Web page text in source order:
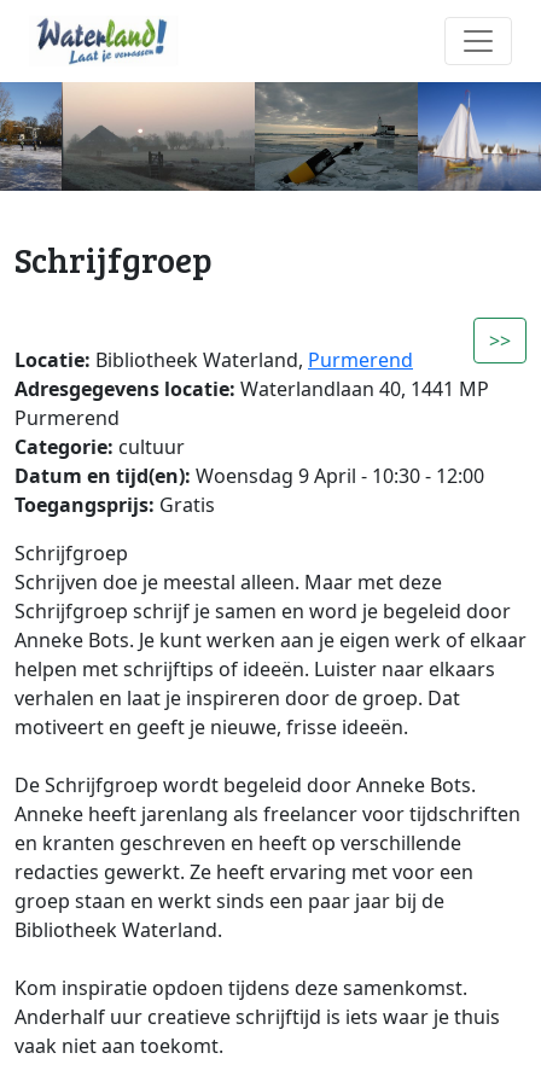
Schrijfgroep
>>
Locatie: Bibliotheek Waterland, Purmerend
Adresgegevens locatie: Waterlandlaan 40, 1441 MP
Purmerend
Categorie: cultuur
Datum en tijd(en): Woensdag 9 April - 10:30 - 12:00
Toegangsprijs: Gratis
Schrijfgroep
Schrijven doe je meestal alleen. Maar met deze
Schrijfgroep schrijf je samen en word je begeleid door
Anneke Bots. Je kunt werken aan je eigen werk of elkaar
helpen met schrijftips of ideeën. Luister naar elkaars
verhalen en laat je inspireren door de groep. Dat
motiveert en geeft je nieuwe, frisse ideeën.
De Schrijfgroep wordt begeleid door Anneke Bots.
Anneke heeft jarenlang als freelancer voor tijdschriften
en kranten geschreven en heeft op verschillende
redacties gewerkt. Ze heeft ervaring met voor een
groep staan en werkt sinds een paar jaar bij de
Bibliotheek Waterland.
Kom inspiratie opdoen tijdens deze samenkomst.
Anderhalf uur creatieve schrijftijd is iets waar je thuis
vaak niet aan toekomt.